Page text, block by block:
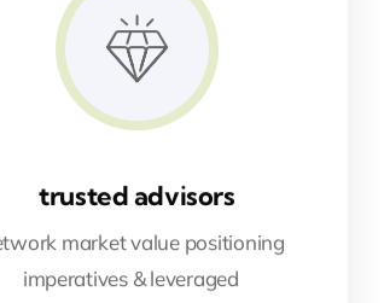
trusted advisors
market value positioning
imperatives & leveraged